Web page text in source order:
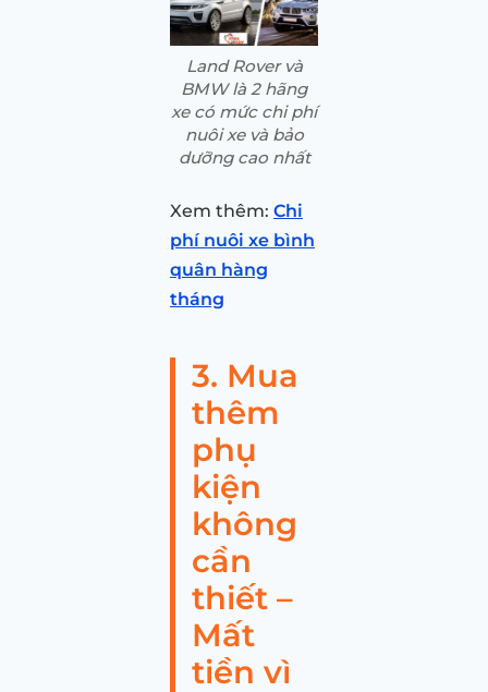
Land Rover và
BMW là 2 hãng
xe có mức chi phí
nuôi xe và bảo
dưỡng cao nhất
Xem thêm: Chi
phí nuôi xe bình
quân hàng
tháng
3. Mua
thêm
phụ
kiện
không
cần
thiết –
Mất
tiền vì